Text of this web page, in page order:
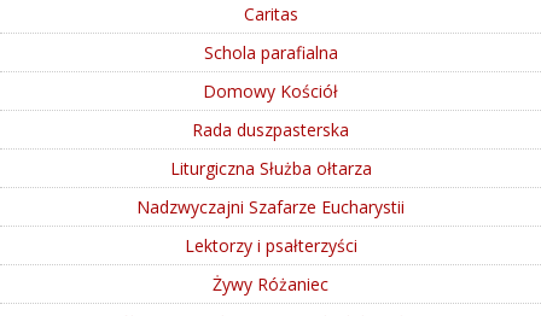
Caritas
Schola parafialna
Domowy Kościół
Rada duszpasterska
Liturgiczna Służba ołtarza
Nadzwyczajni Szafarze Eucharystii
Lektorzy i psałterzyści
Żywy Różaniec